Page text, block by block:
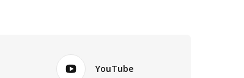
YouTube